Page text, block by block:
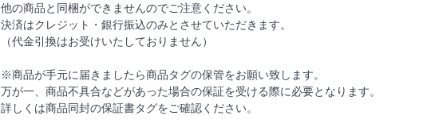
他の商品と同梱ができませんのでご注意ください。
決済はクレジット・銀行振込のみとさせていただきます。
（代金引換はお受けいたしておりません）
※商品が手元に届きましたら商品タグの保管をお願い致します。
万が一、商品不具合などがあった場合の保証を受ける際に必要となります。
詳しくは商品同封の保証書タグをご確認ください。